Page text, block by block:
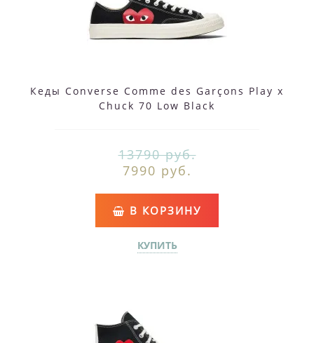
Кеды Converse Comme des Garçons Play x
Chuck 70 Low Black
13790 руб.
7990 руб.
В КОРЗИНУ
КУПИТЬ